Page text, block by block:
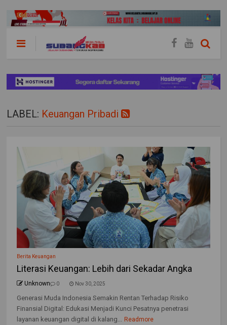
LABEL: Keuangan Pribadi
Berita Keuangan
Literasi Keuangan: Lebih dari Sekadar Angka
Unknown 0 Nov 30, 2025
Generasi Muda Indonesia Semakin Rentan Terhadap Risiko
Finansial Digital: Edukasi Menjadi Kunci Pesatnya penetrasi
layanan keuangan digital di kalang... Readmore